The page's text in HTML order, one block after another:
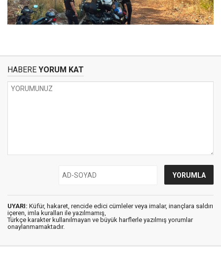
HABERE YORUM KAT
UYARI: Küfür, hakaret, rencide edici cümleler veya imalar, inançlara saldırı
içeren, imla kuralları ile yazılmamış,
Türkçe karakter kullanılmayan ve büyük harflerle yazılmış yorumlar
onaylanmamaktadır.